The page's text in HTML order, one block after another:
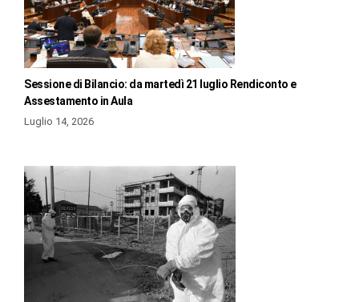
Sessione di Bilancio: da martedì 21 luglio Rendiconto e
Assestamento in Aula
Luglio 14, 2026